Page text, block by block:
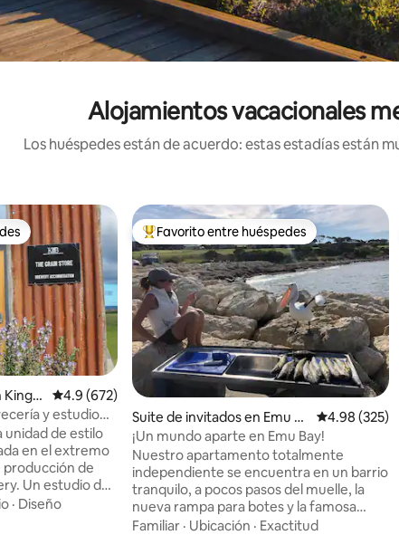
Alojamientos vacacionales
Los huéspedes están de acuerdo: estas estadías están
Kings
Calificación promedio: 4.9 de 5, 672 reseñas
4.9 (672)
y estudio
unidad de estilo
en el extremo
de
de
tamaño
· Diseño
Favorito entre huéspedes preferido
Favorito entre huéspedes
Suite de invitados en Emu Ba
y
Calificación
4.98 (325)
¡Un mundo aparte en Emu Bay!
Nuestro apartamento totalmente
independiente se encuentra en un barrio
tranquilo, a pocos pasos del muelle, la
nueva rampa para botes y la famosa
playa de arena blanca y larga. El
Familiar · Ubicación · Exactitud